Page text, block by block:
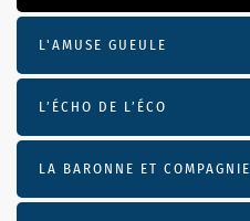
L'AMUSE GUEULE
L’ÉCHO DE L’ÉCO
LA BARONNE ET COMPAGNIE